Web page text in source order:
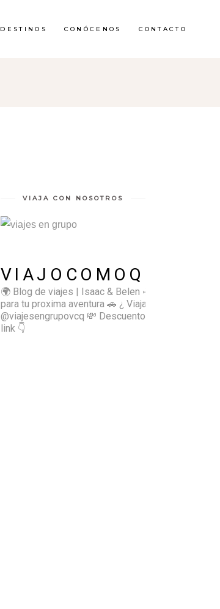
DESTINOS CONÓCENOS CONTACTO
VIAJA CON NOSOTROS
VIAJOCOMOQUIERO
🌍 Blog de viajes | Isaac & Belen ✈️ Inspírate
para tu proxima aventura 🚗 ¿ Viajas sol@? 👉🏻
@viajesengrupovcq 💸 Descuentos y tips en el
link 👇